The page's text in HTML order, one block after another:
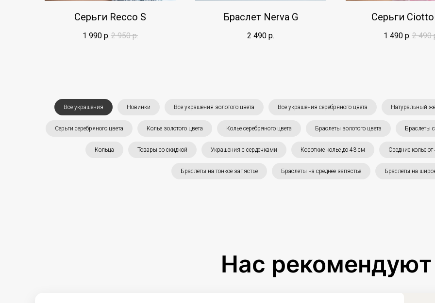
Серьги Recco S
1 990 р.2 950 р.
Браслет Nerva G
2 490 р.
Серьги
1 490 р.2 490
Все украшения Новинки Все украшения золотого цвета Все украшения серебряного цвета Натуральный
Серьги серебряного цвета Колье золотого цвета Колье серебряного цвета Браслеты золотого цвета Браслеты
Кольца Товары со скидкой Украшения с сердечками Короткие колье до 43 см Средние колье
Браслеты на тонкое запястье Браслеты на среднее запястье Браслеты на
Нас рекомендуют